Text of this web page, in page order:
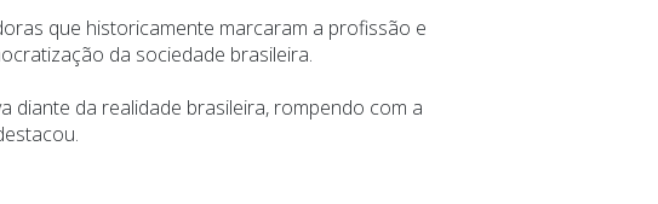
que historicamente marcaram a profissão e
da sociedade brasileira.
diante da realidade brasileira, rompendo com a